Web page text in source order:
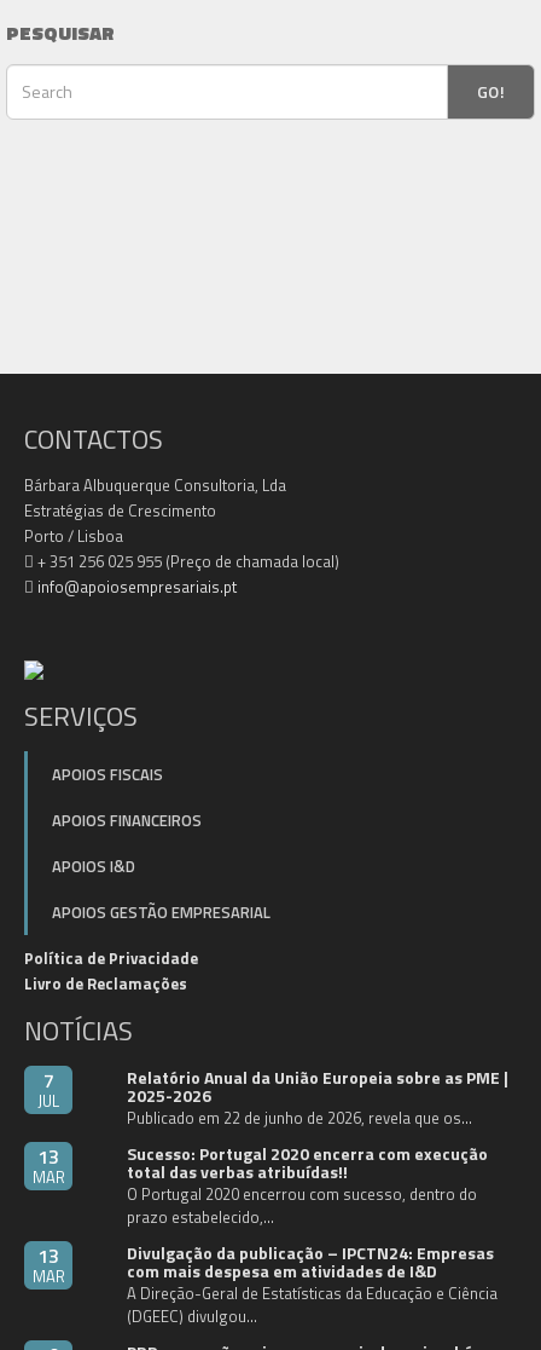
PESQUISAR
GO!
CONTACTOS
Bárbara Albuquerque Consultoria, Lda
Estratégias de Crescimento
Porto / Lisboa
+ 351 256 025 955 (Preço de chamada local)
info@apoiosempresariais.pt
SERVIÇOS
APOIOS FISCAIS
APOIOS FINANCEIROS
APOIOS I&D
APOIOS GESTÃO EMPRESARIAL
Política de Privacidade
Livro de Reclamações
NOTÍCIAS
7
JUL
Relatório Anual da União Europeia sobre as PME |
2025-2026
Publicado em 22 de junho de 2026, revela que os…
13
MAR
Sucesso: Portugal 2020 encerra com execução
total das verbas atribuídas!!
O Portugal 2020 encerrou com sucesso, dentro do
prazo estabelecido,…
13
MAR
Divulgação da publicação – IPCTN24: Empresas
com mais despesa em atividades de I&D
A Direção-Geral de Estatísticas da Educação e Ciência
(DGEEC) divulgou…